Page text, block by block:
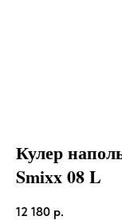
Кулер
Smixx 08 L
12 180 р.